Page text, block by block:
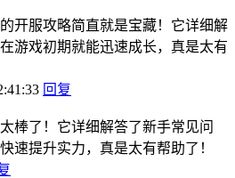
开服攻略简直就是宝藏！它详细解
游戏初期就能迅速成长，真是太有
回复
棒了！它详细解答了新手常见问
速提升实力，真是太有帮助了！